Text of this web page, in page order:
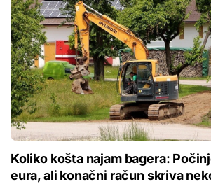
Koliko košta najam bagera:
eura, ali konačni račun skriva